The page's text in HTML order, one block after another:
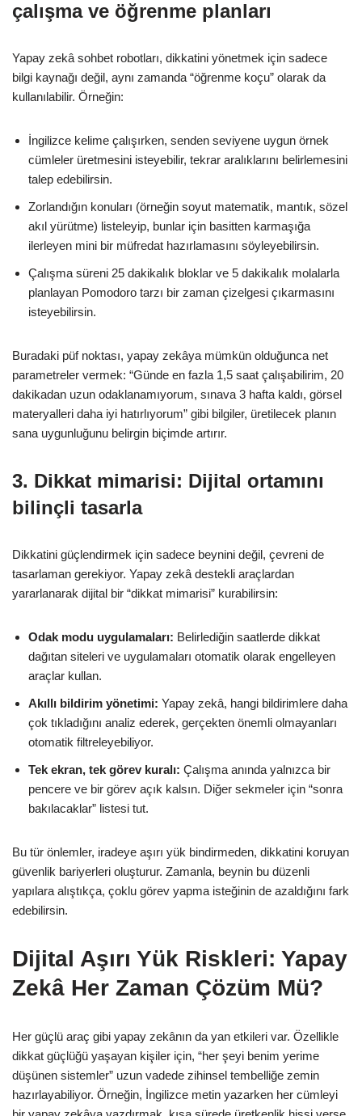
çalışma ve öğrenme planları
Yapay zekâ sohbet robotları, dikkatini yönetmek için sadece
bilgi kaynağı değil, aynı zamanda “öğrenme koçu” olarak da
kullanılabilir. Örneğin:
İngilizce kelime çalışırken, senden seviyene uygun örnek
cümleler üretmesini isteyebilir, tekrar aralıklarını belirlemesini
talep edebilirsin.
Zorlandığın konuları (örneğin soyut matematik, mantık, sözel
akıl yürütme) listeleyip, bunlar için basitten karmaşığa
ilerleyen mini bir müfredat hazırlamasını söyleyebilirsin.
Çalışma süreni 25 dakikalık bloklar ve 5 dakikalık molalarla
planlayan Pomodoro tarzı bir zaman çizelgesi çıkarmasını
isteyebilirsin.
Buradaki püf noktası, yapay zekâya mümkün olduğunca net
parametreler vermek: “Günde en fazla 1,5 saat çalışabilirim, 20
dakikadan uzun odaklanamıyorum, sınava 3 hafta kaldı, görsel
materyalleri daha iyi hatırlıyorum” gibi bilgiler, üretilecek planın
sana uygunluğunu belirgin biçimde artırır.
3. Dikkat mimarisi: Dijital ortamını
bilinçli tasarla
Dikkatini güçlendirmek için sadece beynini değil, çevreni de
tasarlaman gerekiyor. Yapay zekâ destekli araçlardan
yararlanarak dijital bir “dikkat mimarisi” kurabilirsin:
Odak modu uygulamaları: Belirlediğin saatlerde dikkat
dağıtan siteleri ve uygulamaları otomatik olarak engelleyen
araçlar kullan.
Akıllı bildirim yönetimi: Yapay zekâ, hangi bildirimlere daha
çok tıkladığını analiz ederek, gerçekten önemli olmayanları
otomatik filtreleyebiliyor.
Tek ekran, tek görev kuralı: Çalışma anında yalnızca bir
pencere ve bir görev açık kalsın. Diğer sekmeler için “sonra
bakılacaklar” listesi tut.
Bu tür önlemler, iradeye aşırı yük bindirmeden, dikkatini koruyan
güvenlik bariyerleri oluşturur. Zamanla, beynin bu düzenli
yapılara alıştıkça, çoklu görev yapma isteğinin de azaldığını fark
edebilirsin.
Dijital Aşırı Yük Riskleri: Yapay
Zekâ Her Zaman Çözüm Mü?
Her güçlü araç gibi yapay zekânın da yan etkileri var. Özellikle
dikkat güçlüğü yaşayan kişiler için, “her şeyi benim yerime
düşünen sistemler” uzun vadede zihinsel tembelliğe zemin
hazırlayabiliyor. Örneğin, İngilizce metin yazarken her cümleyi